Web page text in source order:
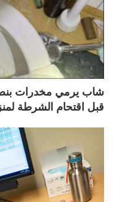
شاب يرمي مخدرات
قبل اقتحام الشرطة